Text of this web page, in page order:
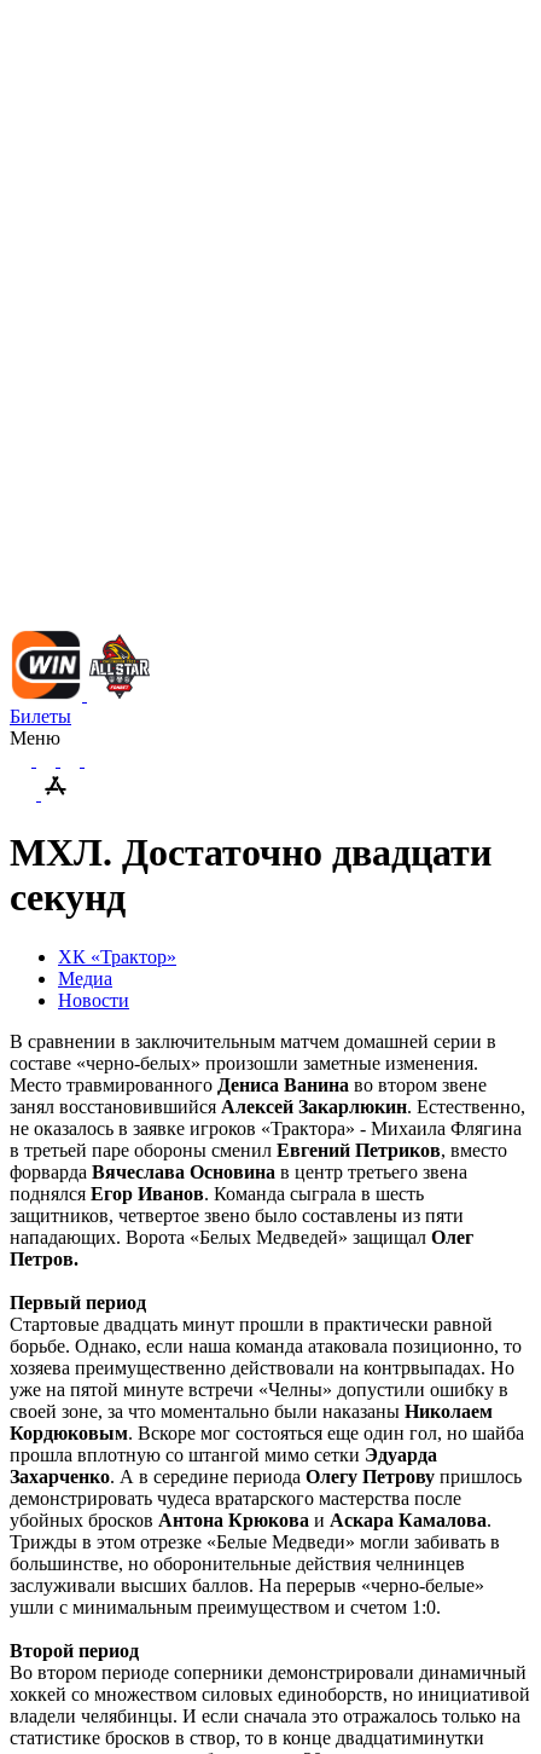
Билеты
Меню
МХЛ. Достаточно двадцати
секунд
ХК «Трактор»
Медиа
Новости
В сравнении в заключительным матчем домашней серии в
составе «черно-белых» произошли заметные изменения.
Место травмированного Дениса Ванина во втором звене
занял восстановившийся Алексей Закарлюкин. Естественно,
не оказалось в заявке игроков «Трактора» - Михаила Флягина
в третьей паре обороны сменил Евгений Петриков, вместо
форварда Вячеслава Основина в центр третьего звена
поднялся Егор Иванов. Команда сыграла в шесть
защитников, четвертое звено было составлены из пяти
нападающих. Ворота «Белых Медведей» защищал Олег
Петров.
Первый период
Стартовые двадцать минут прошли в практически равной
борьбе. Однако, если наша команда атаковала позиционно, то
хозяева преимущественно действовали на контрвыпадах. Но
уже на пятой минуте встречи «Челны» допустили ошибку в
своей зоне, за что моментально были наказаны Николаем
Кордюковым. Вскоре мог состояться еще один гол, но шайба
прошла вплотную со штангой мимо сетки Эдуарда
Захарченко. А в середине периода Олегу Петрову пришлось
демонстрировать чудеса вратарского мастерства после
убойных бросков Антона Крюкова и Аскара Камалова.
Трижды в этом отрезке «Белые Медведи» могли забивать в
большинстве, но оборонительные действия челнинцев
заслуживали высших баллов. На перерыв «черно-белые»
ушли с минимальным преимуществом и счетом 1:0.
Второй период
Во втором периоде соперники демонстрировали динамичный
хоккей со множеством силовых единоборств, но инициативой
владели челябинцы. И если сначала это отражалось только на
статистике бросков в створ, то в конце двадцатиминутки